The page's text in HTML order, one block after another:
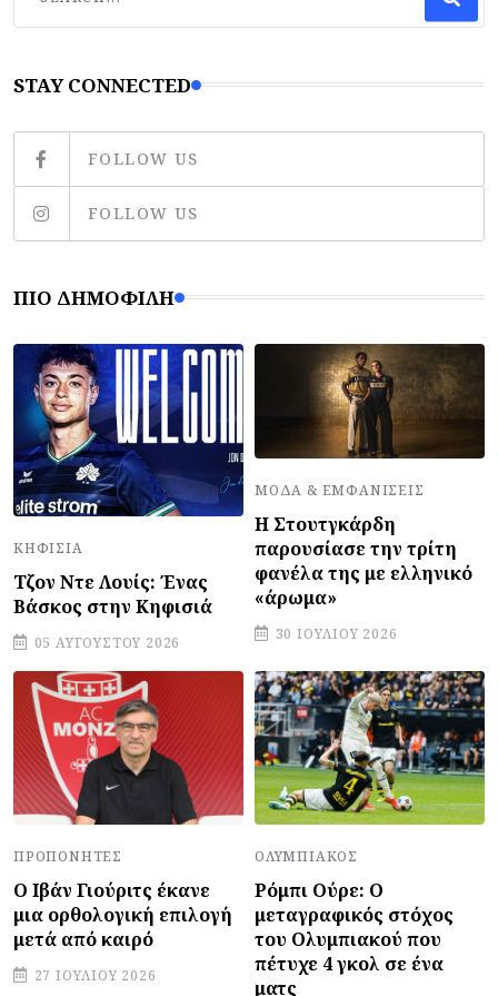
STAY CONNECTED
FOLLOW US
FOLLOW US
ΠΙΟ ΔΗΜΟΦΙΛΉ
ΚΗΦΙΣΙΆ
Τζον Ντε Λουίς: Ένας
Βάσκος στην Κηφισιά
05 ΑΥΓΟΎΣΤΟΥ 2026
ΜΌΔΑ & ΕΜΦΑΝΊΣΕΙΣ
Η Στουτγκάρδη
παρουσίασε την τρίτη
φανέλα της με ελληνικό
«άρωμα»
30 ΙΟΥΛΊΟΥ 2026
ΠΡΟΠΟΝΗΤΈΣ
Ο Ιβάν Γιούριτς έκανε
μια ορθολογική επιλογή
μετά από καιρό
27 ΙΟΥΛΊΟΥ 2026
ΟΛΥΜΠΙΑΚΌΣ
Ρόμπι Ούρε: Ο
μεταγραφικός στόχος
του Ολυμπιακού που
πέτυχε 4 γκολ σε ένα
ματς